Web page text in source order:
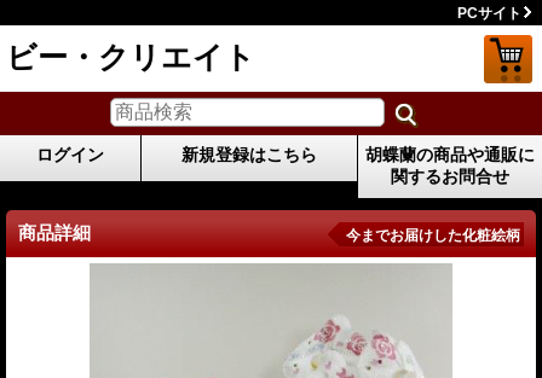
PCサイト
ビー・クリエイト
ログイン 新規登録はこちら
胡蝶蘭の商品や通販に
関するお問合せ
商品詳細 今までお届けした化粧絵柄